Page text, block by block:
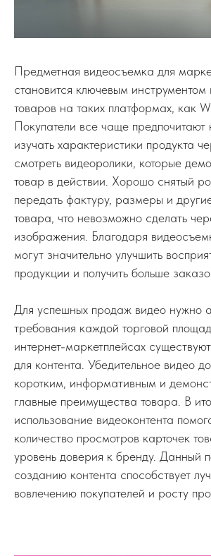
Предметная видеосъемка для
становится ключевым
товаров на таких платформах, как
Покупатели все чаще предпочитают
изучать характеристики продукта
смотреть видеоролики, которые
товар в действии. Хорошо снятый
передать фактуру, размеры и
товара, что невозможно сделать
изображения. Благодаря
могут значительно улучшить
продукции и получить больше
Для успешных продаж видео нужно
требования каждой торговой
интернет-маркетплейсах
для контента. Убедительное видео
коротким, информативным и
главные преимущества товара. В
использование видеоконтента
количество просмотров карточек
уровень доверия к бренду. Данный
созданию контента способствует
вовлечению покупателей и росту